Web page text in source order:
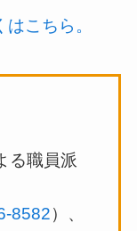
こちら。
る職員派
8582）、